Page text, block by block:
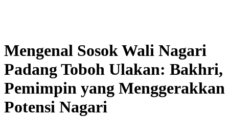
Mengenal Sosok Wali Nagari
Padang Toboh Ulakan: Bakhri,
Pemimpin yang Menggerakkan
Potensi Nagari